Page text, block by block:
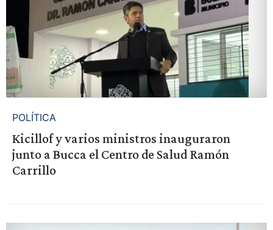
POLÍTICA
Kicillof y varios ministros inauguraron
junto a Bucca el Centro de Salud Ramón
Carrillo